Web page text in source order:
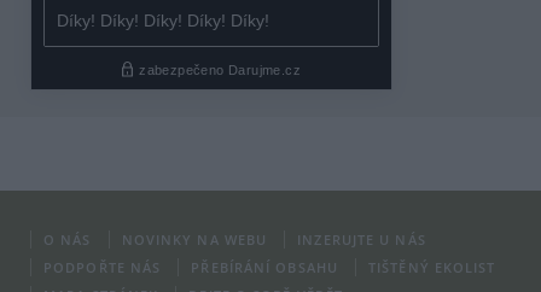
O NÁS NOVINKY NA WEBU
INZERUJTE U NÁS
PODPOŘTE NÁS
PŘEBÍRÁNÍ OBSAHU
TIŠTĚNÝ EKOLIST